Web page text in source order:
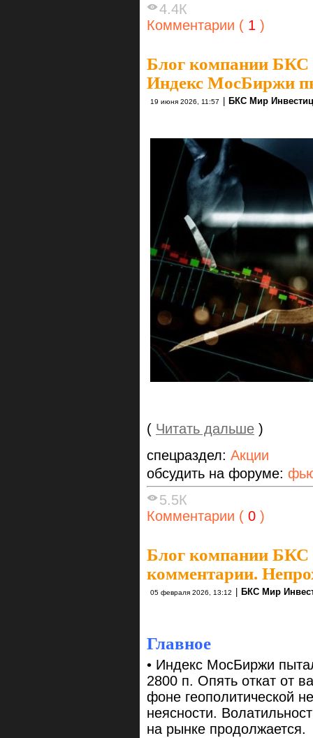
4.4К
Комментарии ( 1 )
Блог компании БКС
Индекс МосБиржи
19 июня 2026, 11:57 БКС Мир
( Читать дальше )
спецраздел: Акции
обсудить на форуме:
5.5К
Комментарии ( 0 )
Блог компании БКС
комментарии.
05 февраля 2026, 13:12 БКС Мир
Главное
• Индекс МосБиржи
2800 п. Опять откат от
фоне геополитической
неясности.
на рынке продолжается.